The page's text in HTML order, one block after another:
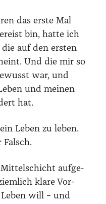
das ers­te Mal
bin, hat­te ich
auf den ers­ten
Und die mir so
war, und
und mei­nen
hat.
Leben zu leben.
Falsch.
auf­ge­
kla­re Vor­
will – und